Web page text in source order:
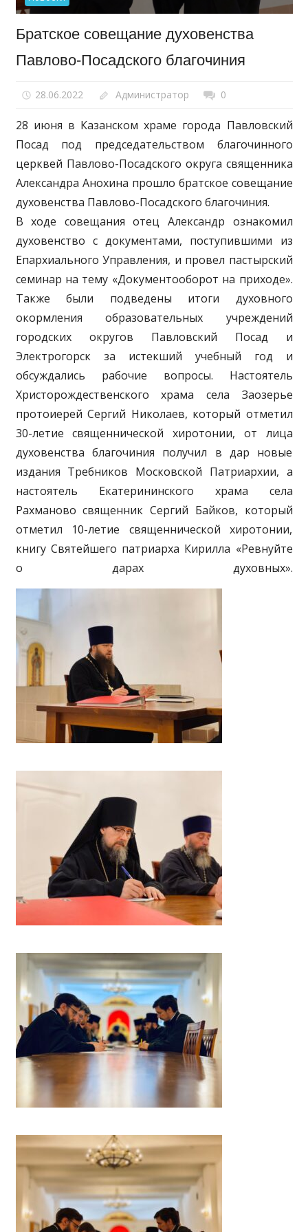
Братское совещание духовенства
Павлово-Посадского благочиния
28.06.2022 Администратор 0
28 июня в Казанском храме города Павловский
Посад под председательством благочинного
церквей Павлово-Посадского округа священника
Александра Анохина прошло братское совещание
духовенства Павлово-Посадского благочиния.
В ходе совещания отец Александр ознакомил
духовенство с документами, поступившими из
Епархиального Управления, и провел пастырский
семинар на тему «Документооборот на приходе».
Также были подведены итоги духовного
окормления образовательных учреждений
городских округов Павловский Посад и
Электрогорск за истекший учебный год и
обсуждались рабочие вопросы. Настоятель
Христорождественского храма села Заозерье
протоиерей Сергий Николаев, который отметил
30-летие священнической хиротонии, от лица
духовенства благочиния получил в дар новые
издания Требников Московской Патриархии, а
настоятель Екатерининского храма села
Рахманово священник Сергий Байков, который
отметил 10-летие священнической хиротонии,
книгу Святейшего патриарха Кирилла «Ревнуйте
о дарах духовных».